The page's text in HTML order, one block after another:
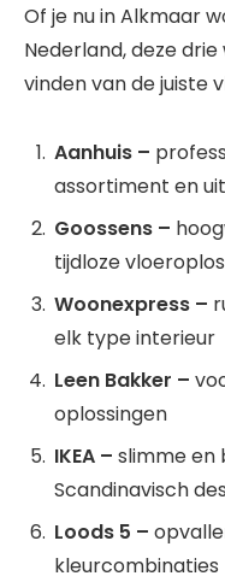
Of je nu in Alkmaar
Nederland, deze
vinden van de juiste
Aanhuis –
assortiment en
Goossens –
tijdloze
Woonexpress –
elk type interieur
Leen Bakker –
oplossingen
IKEA – slimme
Scandinavisch
Loods 5 –
kleurcombinaties